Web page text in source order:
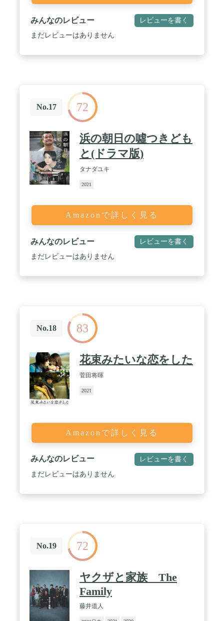
みんなのレビュー レビューを書く
まだレビューはありません
No.17 72
浜の朝日の噓つきども
と(ドラマ版)
タナダユキ
2021
Amazonで詳しく見る
みんなのレビュー レビューを書く
まだレビューはありません
No.18 83
花束みたいな恋をした
菅田将暉
2021
Amazonで詳しく見る
みんなのレビュー レビューを書く
まだレビューはありません
No.19 72
ヤクザと家族 The
Family
藤井道人